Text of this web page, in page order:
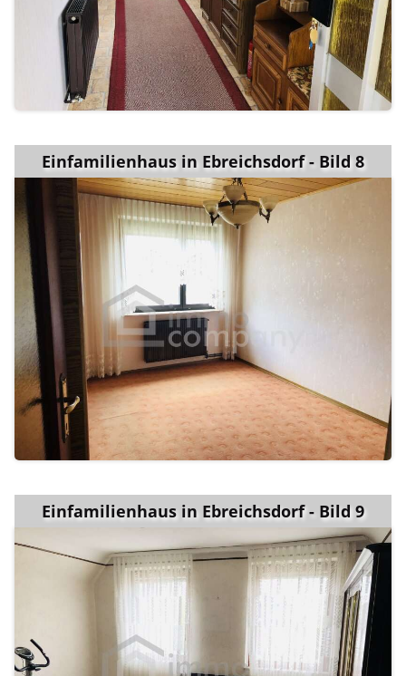
Einfamilienhaus in Ebreichsdorf - Bild 8
Einfamilienhaus in Ebreichsdorf - Bild 9